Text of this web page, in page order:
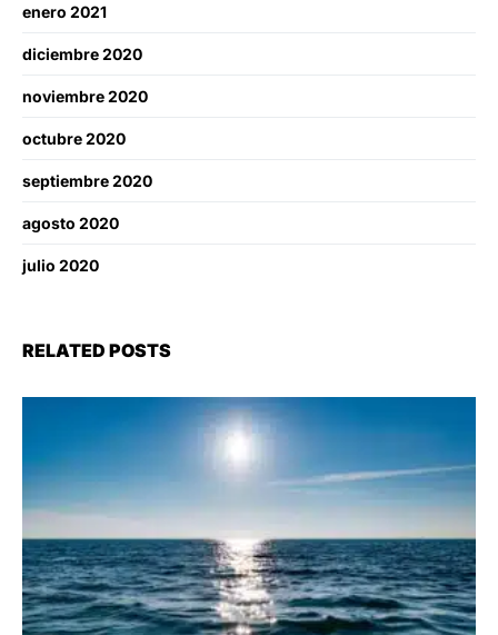
enero 2021
diciembre 2020
noviembre 2020
octubre 2020
septiembre 2020
agosto 2020
julio 2020
RELATED POSTS